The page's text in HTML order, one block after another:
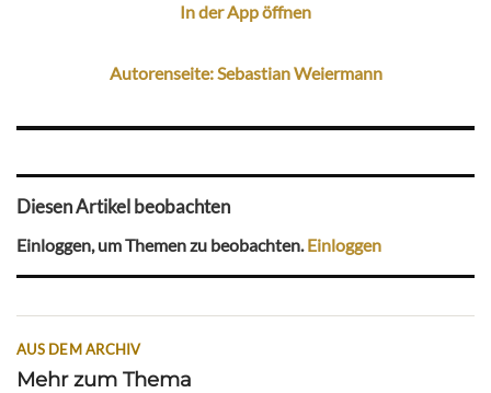
In der App öffnen
Autorenseite: Sebastian Weiermann
Diesen Artikel beobachten
Einloggen, um Themen zu beobachten.Einloggen
AUS DEM ARCHIV
Mehr zum Thema